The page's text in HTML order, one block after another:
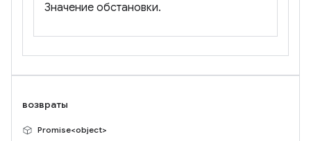
Значение обстановки.
возвраты
Promise<object>